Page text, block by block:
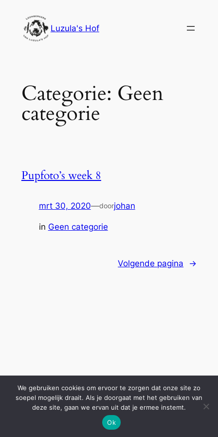
Luzula's Hof
Categorie: Geen
categorie
Pupfoto’s week 8
mrt 30, 2020—doorjohan
in Geen categorie
Volgende pagina →
We gebruiken cookies om ervoor te zorgen dat onze site zo
soepel mogelijk draait. Als je doorgaat met het gebruiken van
deze site, gaan we ervan uit dat je ermee instemt.
Ok